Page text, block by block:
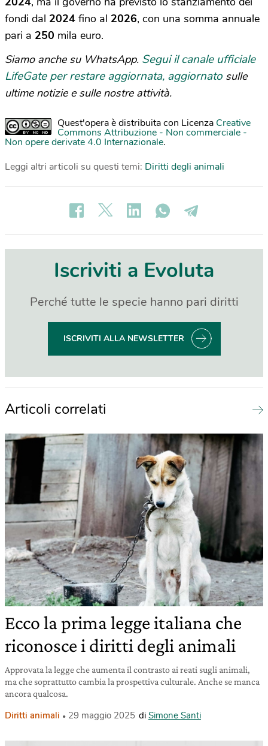
fondi dal 2024 fino al 2026, con una somma annuale
pari a 250 mila euro.
Siamo anche su WhatsApp. Segui il canale ufficiale
LifeGate per restare aggiornata, aggiornato sulle
ultime notizie e sulle nostre attività.
Quest'opera è distribuita con Licenza Creative
Commons Attribuzione - Non commerciale -
Non opere derivate 4.0 Internazionale.
Leggi altri articoli su questi temi: Diritti degli animali
Iscriviti a Evoluta
Perché tutte le specie hanno pari diritti
ISCRIVITI ALLA NEWSLETTER
Articoli correlati
Ecco la prima legge italiana che
riconosce i diritti degli animali
Approvata la legge che aumenta il contrasto ai reati sugli animali,
ma che soprattutto cambia la prospettiva culturale. Anche se manca
ancora qualcosa.
Diritti animali 29 maggio 2025 di Simone Santi